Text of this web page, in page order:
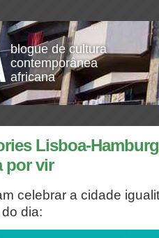
blogue de cultura
contemporânea
africana
Lisboa-
por vir
celebrar a cidade
dia: